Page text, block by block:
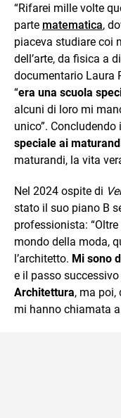
“Rifarei mille volte
parte matematica,
piaceva studiare coi
dell’arte, da fisica a
documentario Laura
“era una scuola
alcuni di loro mi
unico”. Concludendo
speciale ai
maturandi, la vita
Nel 2024 ospite di
stato il suo piano B
professionista:
mondo della moda,
l’architetto. Mi sono
e il passo
Architettura, ma poi,
mi hanno chiamata a